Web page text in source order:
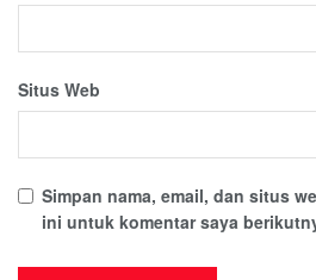
Situs Web
Simpan nama, email, dan situs
ini untuk komentar saya